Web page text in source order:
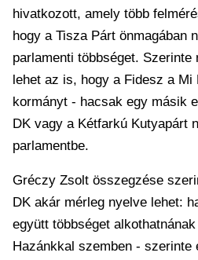
hivatkozott, amely több
hogy a Tisza Párt önmagában
parlamenti többséget.
lehet az is, hogy a Fidesz a
kormányt - hacsak egy másik
DK vagy a Kétfarkú Kutyapárt
parlamentbe.
Gréczy Zsolt összegzése
DK akár mérleg nyelve lehet:
együtt többséget
Hazánkkal szemben - szerinte